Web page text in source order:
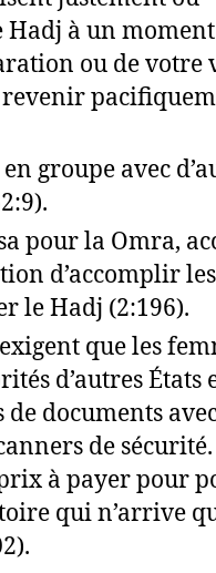
Hadj à un moment
ou de votre
groupe avec
pour la Omra,
d’accomplir
le Hadj (2:196).
que les
d’autres États
de documents
de sécurité.
à payer pour
qui n’arrive